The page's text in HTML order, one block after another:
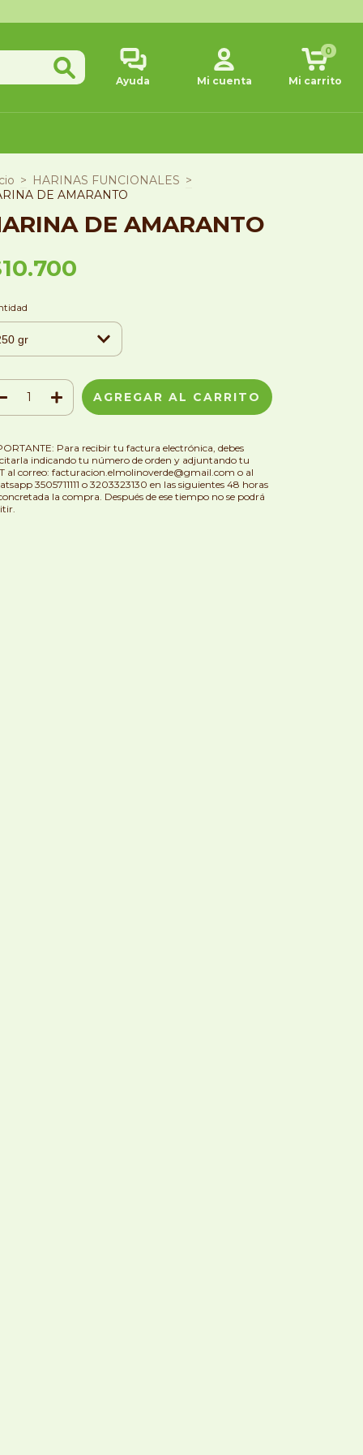
Ayuda Mi cuenta Mi carrito
0
> HARINAS FUNCIONALES >
DE AMARANTO
DE AMARANTO
Para recibir tu factura electrónica, debes
indicando tu número de orden y adjuntando tu
al correo: facturacion.elmolinoverde@gmail.com o al
3505711111 o 3203323130 en las siguientes 48 horas
la compra. Después de ese tiempo no se podrá